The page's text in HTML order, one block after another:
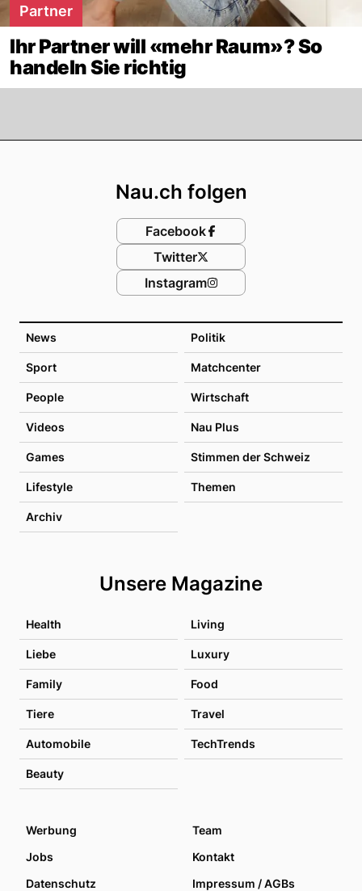
Partner
Ihr Partner will «mehr Raum»? So
handeln Sie richtig
News Politik
Sport Matchcenter
People Wirtschaft
Videos Nau Plus
Games Stimmen der Schweiz
Lifestyle Themen
Archiv
Unsere Magazine
Health Living
Liebe Luxury
Family Food
Tiere Travel
Automobile TechTrends
Beauty
Nau.ch folgen
Facebook
Twitter
Instagram
Werbung
Team
Jobs
Kontakt
Datenschutz
Impressum / AGBs